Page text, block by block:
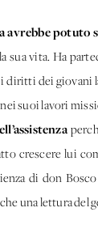
avrebbe potuto
sua vita. Ha
diritti dei giovani
suoi lavori
crescere lui
di don
una lettura del